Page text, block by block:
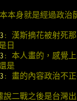
本身就是經過政治
: 漢斯摘花被射死
日
: 本人畫的，感覺
是
: 畫的內容政治不
說二戰之後是台灣